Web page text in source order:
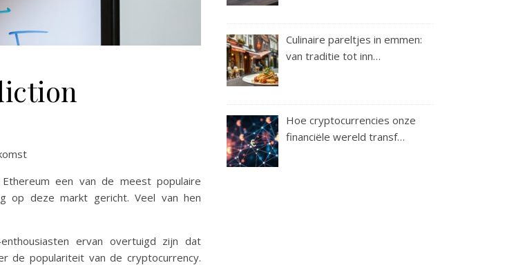
een van de meest populaire
op deze markt gericht. Veel van hen
ervan overtuigd zijn dat
de populariteit van de cryptocurrency.
Culinaire pareltjes in emmen:
van traditie tot inn…
Hoe cryptocurrencies onze
financiële wereld transf…